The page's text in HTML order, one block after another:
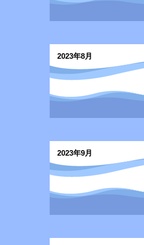
2023年8月
2023年9月